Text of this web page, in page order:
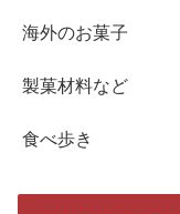
海外のお菓子
製菓材料など
食べ歩き